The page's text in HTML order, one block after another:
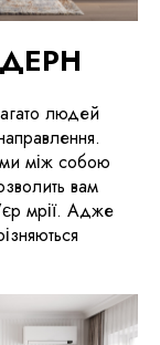
людей
між собою
вам
мрії. Адже